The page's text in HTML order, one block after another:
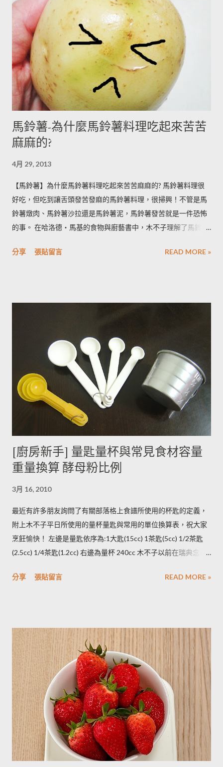
馬鈴薯-為什麼馬鈴薯料理吃起來苦苦
麻麻的?
4月 29, 2013
【馬鈴薯】為什麼馬鈴薯料理吃起來苦苦麻麻的? 馬鈴薯料理很
好吃，但吃到讓舌頭發苦發麻的馬鈴薯料理，很掃興！不管是馬
鈴薯燉肉、馬鈴薯沙拉還是馬鈴薯泥，馬鈴薯發苦就是一件恐怖
的事。 在哈洛德‧馬基的食物與廚藝書中，木不子理解了馬鈴薯
房知識！ ◆ 馬鈴薯有苦味正常嗎？ 正常。馬鈴薯以含有大量茄
含量超標的跡象。 此外在壓力環境下生長與光線曝曬環境，都可
能引起生物鹼含量倍增，甚至到正常量(每100公克馬鈴薯含2~15
毫克生物鹼)的三倍。 (書中提到的壓力環境下生長，木不子不是
很了解壓力環境的定義，歡迎有種植經驗的朋友分享。) ◆ 馬鈴
薯應該如何正確儲藏？ 1. 放在陰暗角落避免受光線照射持續增加
生物鹼。 2. 別放進冰箱冷藏，低溫冷藏儲存過的馬鈴薯，切開後
烹煮變黑的情形較常溫儲存的馬鈴薯嚴重。 2014/12/12修正，
木不子誤解《食物與廚藝 蔬果、香料、穀物》 P82~85的文字
意義，請大家掠過這段說法。自己的經驗是冰過的馬鈴薯煮完比
較容易發黑，但是目前還找不到相關的原因。歡迎大家提供。 3.
淨蒸熟，接著再依據料理需求切塊或壓泥分裝，送入冷凍庫冷
凍。必須注意的是，在馬鈴薯冷凍的過程，水分會與澱粉脫離，
所以解凍馬鈴薯塊時馬鈴薯會出水，不同的馬鈴薯品種，出水程
度不同，可依料理需求選擇；冷凍庫的幸福生活提案一書提到：
將馬鈴薯壓成泥，可以改善馬鈴薯解凍後水水軟軟的狀態。木不
被附近的馬鈴薯泥吸收。 2014/12/12補充from Patty： 1.新鮮現
落擺放三個月。...
分享 張貼留言 READ MORE »
[廚房新手] 量匙量杯與常見食材容量
重量換算 酵母粉比例
3月 16, 2010
最近有許多朋友詢問了有關部落格上食譜所使用的杯匙的定義，
附上木不子平日所使用的量杯量匙與常用的單位換算表，祝大家
烹飪愉快！ 左邊是量匙依序為:1大匙(15cc) 1茶匙(5cc) 1/2茶匙
(2.5cc) 1/4茶匙(1.2cc) 右邊為量杯 240cc 木不子以前在瑞典念書
用材料容量重量換算表 名稱 1 小匙 (1t) 1 大匙(1T) 1 杯(1cup)
3.9g --------- --------- 可可粉 2g 6g 80g 乾酵母 3.3g 10g --------- 吉
利丁粉 3.3g 10g 細鹽 4.3g 13g ---------- 細砂糖 4g 13g 170g 粗砂
糖 4g 13g 170g 糖粉 2g 6g 100g 蜂蜜 7g 22g 290g 沙拉油 4g
14g 190g 鮮奶油 5g 15g 200g 奶油 4.5g 14g 205g 酥油 4g 13g
180g 牛奶 6g 17g 210g 煉乳 6g 17.5g 240g 優格 5g 15g 210g 清
水 5g 15g 200g 可可粉 2g 6g 80g 即溶咖啡 2g 6g 70g 葡萄乾 ----
- ------- 170g 引用自 Mami的魔法廚房 ...
分享 張貼留言 READ MORE »